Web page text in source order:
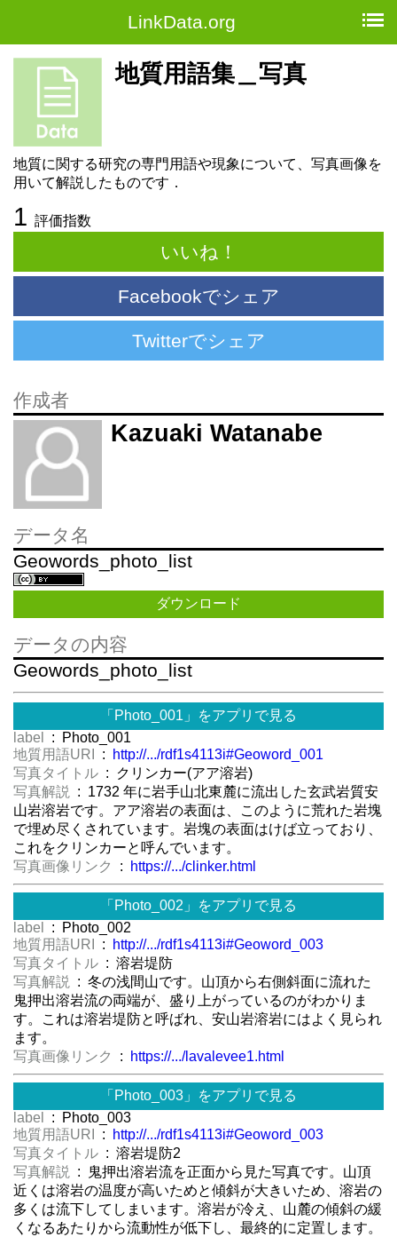
LinkData.org
地質用語集＿写真
地質に関する研究の専門用語や現象について、写真画像を
用いて解説したものです．
1 評価指数
いいね！
Facebookでシェア
Twitterでシェア
作成者
Kazuaki Watanabe
データ名
Geowords_photo_list
ダウンロード
データの内容
Geowords_photo_list
「Photo_001」をアプリで見る
label
: Photo_001
地質用語URI
:
http://.../rdf1s4113i#Geoword_001
写真タイトル : クリンカー(アア溶岩)
写真解説
: 1732 年に岩手山北東麓に流出した玄武岩質安
山岩溶岩です。アア溶岩の表面は、このように荒れた岩塊
で埋め尽くされています。岩塊の表面はけば立っており、
これをクリンカーと呼んでいます。
写真画像リンク
: https://.../clinker.html
「Photo_002」をアプリで見る
label
: Photo_002
地質用語URI
:
http://.../rdf1s4113i#Geoword_003
写真タイトル : 溶岩堤防
写真解説
: 冬の浅間山です。山頂から右側斜面に流れた
鬼押出溶岩流の両端が、盛り上がっているのがわかりま
す。これは溶岩堤防と呼ばれ、安山岩溶岩にはよく見られ
ます。
写真画像リンク
: https://.../lavalevee1.html
「Photo_003」をアプリで見る
label
: Photo_003
地質用語URI
:
http://.../rdf1s4113i#Geoword_003
写真タイトル : 溶岩堤防2
写真解説
: 鬼押出溶岩流を正面から見た写真です。山頂
近くは溶岩の温度が高いためと傾斜が大きいため、溶岩の
多くは流下してしまいます。溶岩が冷え、山麓の傾斜の緩
くなるあたりから流動性が低下し、最終的に定置します。